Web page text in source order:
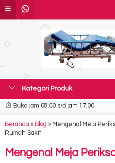
Kategori Produk
Buka jam 08.00 s/d jam 17.00
Beranda » Blog » Mengenal Meja
Rumah Sakit
Mengenal Meja